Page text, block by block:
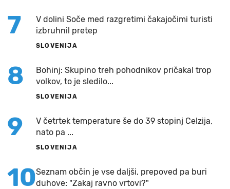
7
V dolini Soče med razgretimi čakajočimi turisti
izbruhnil pretep
SLOVENIJA
8
Bohinj: Skupino treh pohodnikov pričakal trop
volkov, to je sledilo...
SLOVENIJA
9
V četrtek temperature še do 39 stopinj Celzija,
nato pa ...
SLOVENIJA
10Seznam občin je vse daljši, prepoved pa buri
duhove: "Zakaj ravno vrtovi?"